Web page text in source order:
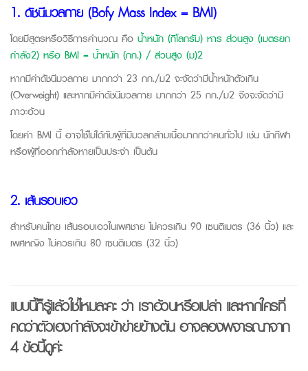
1. ดัชนีมวลกาย (Bofy Mass Index = BMI)
โดยมีสูตรหรือวิธีการคำนวณ คือ น้ำหนัก (กิโลกรัม) หาร ส่วนสูง (เมตรยก
กำลัง2) หรือ BMI = น้ำหนัก (กก.) / ส่วนสูง (ม)2
หากมีค่าดัชนีมวลกาย มากกว่า 23 กก./ม2 จะจัดว่ามีน้ำหนักตัวเกิน
(Overweight) และหากมีค่าดัชนีมวลกาย มากกว่า 25 กก./ม2 จึงจะจัดว่ามี
ภาวะอ้วน
โดยค่า BMI นี้ อาจใช้ไม่ได้กับผู้ที่มีมวลกล้ามเนื้อมากกว่าคนทั่วไป เช่น นักกีฬา
หรือผู้ที่ออกกำลังหายเป็นประจำ เป็นต้น
2. เส้นรอบเอว
สำหรับคนไทย เส้นรอบเอวในเพศชาย ไม่ควรเกิน 90 เซนติเมตร (36 นิ้ว) และ
เพศหญิง ไม่ควรเกิน 80 เซนติเมตร (32 นิ้ว)
แบบนี้ก็รู้แล้วใช่ไหมละคะ ว่า เราอ้วนหรือเปล่า และหากใครที่
คิดว่าตัวเองกำลังจะเข้าข่ายข้างต้น อาจลองพิจารณาจาก
4 ข้อนี้ดูค่ะ